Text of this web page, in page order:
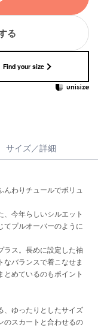
る
Find your size
サイズ／詳細
んわりチュールでボリュ
、今年らしいシルエット
てプルオーバーのように
ラス。長めに設定した袖
なバランスで着こなせま
めているのもポイント
、ゆったりとしたサイズ
のスカートと合わせるの